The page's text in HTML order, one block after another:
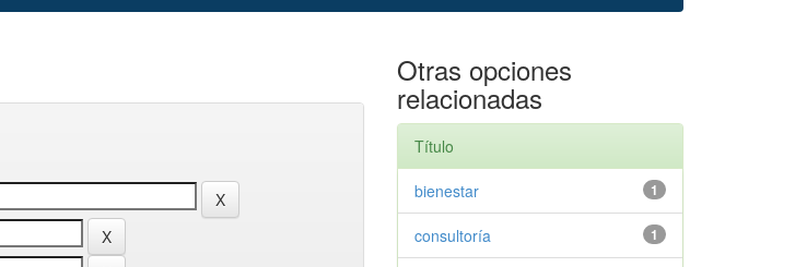
Otras opciones
relacionadas
Título
1
bienestar
1
consultoría